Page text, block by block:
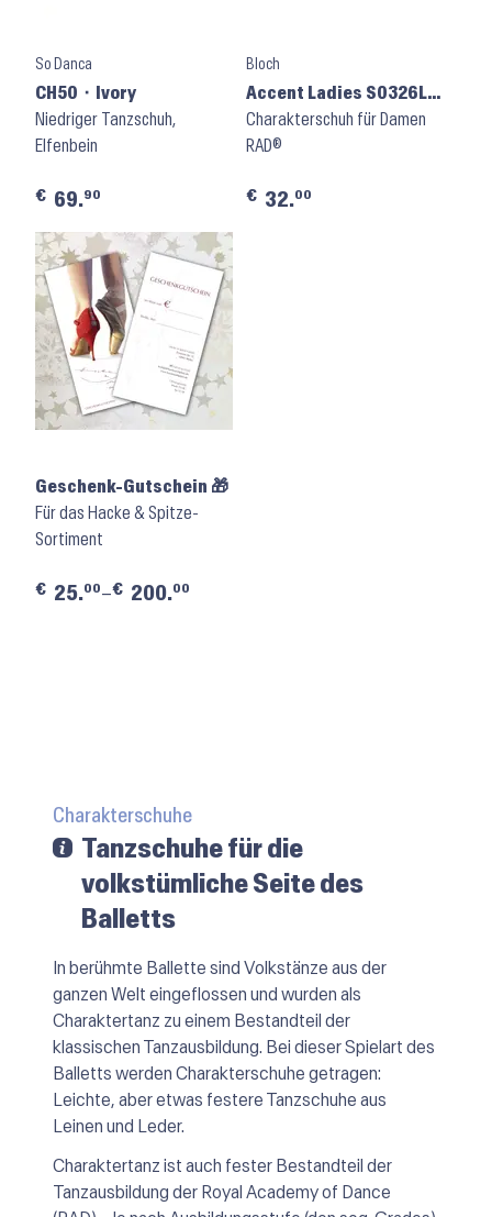
Charakterschuhe
Tanzschuhe für die
volkstümliche Seite des
Balletts
In berühmte Ballette sind Volkstänze aus der
ganzen Welt eingeflossen und wurden als
Charaktertanz zu einem Bestandteil der
klassischen Tanzausbildung. Bei dieser Spielart des
Balletts werden Charakterschuhe getragen:
Leichte, aber etwas festere Tanzschuhe aus
Leinen und Leder.
Charaktertanz ist auch fester Bestandteil der
Tanzausbildung der Royal Academy of Dance
So Danca
CH50 ⬝ Ivory
Niedriger Tanzschuh,
Elfenbein
€ 69.90
Bloch
Accent Ladies S0326LU
⬝ Black
Charakterschuh für Damen
RAD®
€ 32.00
Geschenk-Gutschein 🎁
Für das Hacke & Spitze-
Sortiment
€ 25.00–€ 200.00